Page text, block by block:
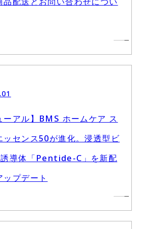
ーアル】BMS ホームケア ス
ッセンス50が進化。浸透型ビ
誘導体「Pentide-C」を新配
ップデート